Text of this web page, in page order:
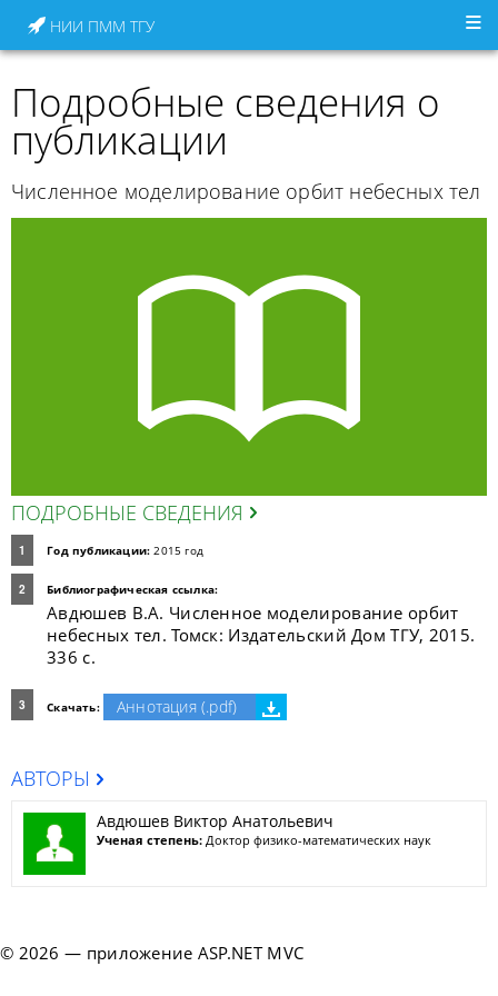
НИИ ПММ ТГУ
Подробные сведения о
публикации
Численное моделирование орбит небесных тел
ПОДРОБНЫЕ СВЕДЕНИЯ
Год публикации: 2015 год
Библиографическая ссылка:
Авдюшев В.А. Численное моделирование орбит
небесных тел. Томск: Издательский Дом ТГУ, 2015.
336 с.
Скачать: Аннотация (.pdf)
АВТОРЫ
Авдюшев Виктор Анатольевич
Ученая степень: Доктор физико-математических наук
© 2026 — приложение ASP.NET MVC